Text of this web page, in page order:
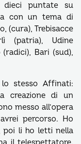
puntate su
con un tema di
(cura), Trebisacce
(patria), Udine
Bari (sud),
lo stesso Affinati:
creazione di un
messo all’opera
percorso. Ho
li ho letti nella